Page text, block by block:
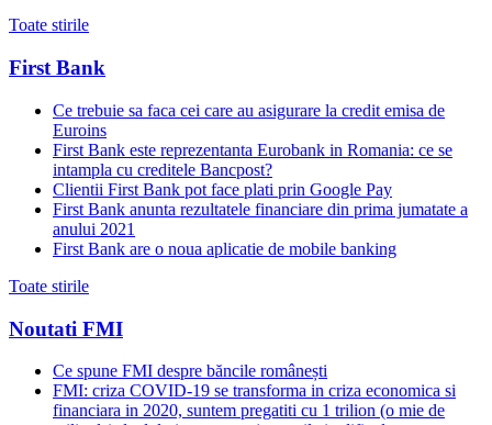
Toate stirile
First Bank
Ce trebuie sa faca cei care au asigurare la credit emisa de
Euroins
First Bank este reprezentanta Eurobank in Romania: ce se
intampla cu creditele Bancpost?
Clientii First Bank pot face plati prin Google Pay
First Bank anunta rezultatele financiare din prima jumatate a
anului 2021
First Bank are o noua aplicatie de mobile banking
Toate stirile
Noutati FMI
Ce spune FMI despre băncile românești
FMI: criza COVID-19 se transforma in criza economica si
financiara in 2020, suntem pregatiti cu 1 trilion (o mie de